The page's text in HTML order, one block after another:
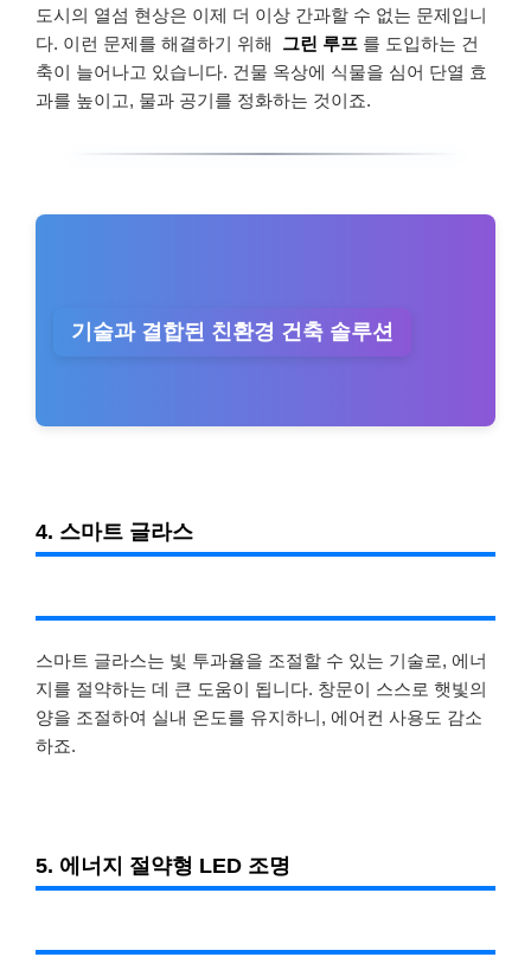
도시의 열섬 현상은 이제 더 이상 간과할 수 없는 문제입니
다. 이런 문제를 해결하기 위해
그린 루프 를 도입하는 건
축이 늘어나고 있습니다. 건물 옥상에 식물을 심어 단열 효
과를 높이고, 물과 공기를 정화하는 것이죠.
기술과 결합된 친환경 건축 솔루션
4. 스마트 글라스
스마트 글라스는 빛 투과율을 조절할 수 있는 기술로, 에너
지를 절약하는 데 큰 도움이 됩니다. 창문이 스스로 햇빛의
양을 조절하여 실내 온도를 유지하니, 에어컨 사용도 감소
하죠.
5. 에너지 절약형 LED 조명